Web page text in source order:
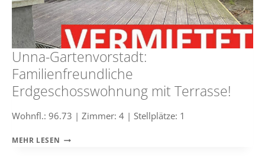
Unna-Gartenvorstadt:
Familienfreundliche
Erdgeschosswohnung mit Terrasse!
Wohnfl.: 96.73 | Zimmer: 4 | Stellplätze: 1
MEHR LESEN UNNA-